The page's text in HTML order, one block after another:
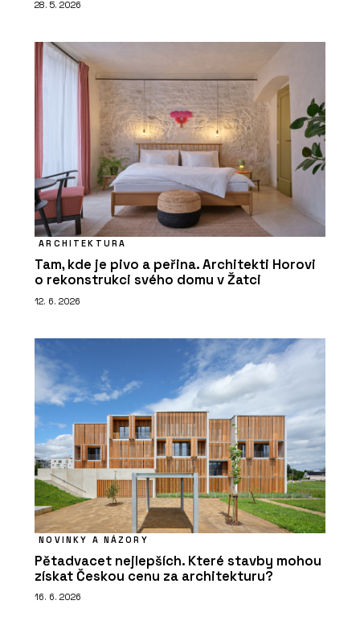
28. 5. 2026
ARCHITEKTURA
Tam, kde je pivo a peřina. Architekti Horovi
o rekonstrukci svého domu v Žatci
12. 6. 2026
NOVINKY A NÁZORY
Pětadvacet nejlepších. Které stavby mohou
získat Českou cenu za architekturu?
16. 6. 2026